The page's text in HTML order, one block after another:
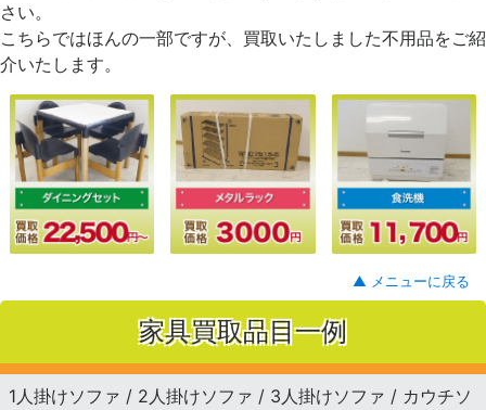
さい。
こちらではほんの一部ですが、買取いたしました不用品をご紹
介いたします。
▲ メニューに戻る
家具買取品目一例
1人掛けソファ / 2人掛けソファ / 3人掛けソファ / カウチソ